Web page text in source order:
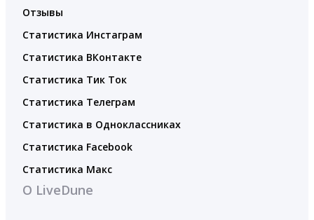
Отзывы
Статистика Инстаграм
Статистика ВКонтакте
Статистика Тик Ток
Статистика Телеграм
Статистика в Одноклассниках
Статистика Facebook
Статистика Макс
О LiveDune